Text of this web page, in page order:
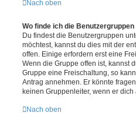
Nach oben
Wo finde ich die
Du findest die Benutzergruppen
möchtest, kannst du dies mit der
offen. Einige erfordern erst eine
Wenn die Gruppe offen ist, kannst
Gruppe eine Freischaltung, so
Antrag annehmen. Er könnte
keinen Gruppenleiter, wenn er
Nach oben